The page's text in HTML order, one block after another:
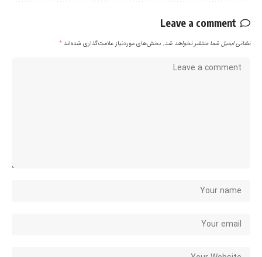
Leave a comment
نشانی ایمیل شما منتشر نخواهد شد. بخش‌های موردنیاز علامت‌گذاری شده‌اند*